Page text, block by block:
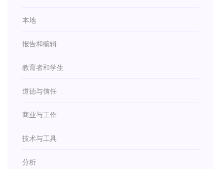
本地
报告和编辑
教育者和学生
道德与信任
商业与工作
技术与工具
分析